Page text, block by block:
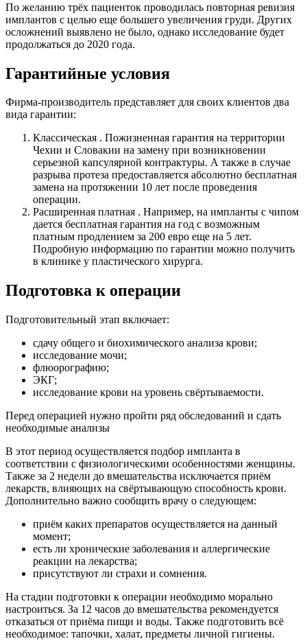
По желанию трёх пациенток проводилась повторная ревизия
имплантов с целью еще большего увеличения груди. Других
осложнений выявлено не было, однако исследование будет
продолжаться до 2020 года.
Гарантийные условия
Фирма-производитель представляет для своих клиентов два
вида гарантии:
Классическая . Пожизненная гарантия на территории
Чехии и Словакии на замену при возникновении
серьезной капсулярной контрактуры. А также в случае
разрыва протеза предоставляется абсолютно бесплатная
замена на протяжении 10 лет после проведения
операции.
Расширенная платная . Например, на импланты с чипом
дается бесплатная гарантия на год с возможным
платным продлением за 200 евро еще на 5 лет.
Подробную информацию по гарантии можно получить
в клинике у пластического хирурга.
Подготовка к операции
Подготовительный этап включает:
сдачу общего и биохимического анализа крови;
исследование мочи;
флюорографию;
ЭКГ;
исследование крови на уровень свёртываемости.
Перед операцией нужно пройти ряд обследований и сдать
необходимые анализы
В этот период осуществляется подбор импланта в
соответствии с физиологическими особенностями женщины.
Также за 2 недели до вмешательства исключается приём
лекарств, влияющих на свёртывающую способность крови.
Дополнительно важно сообщить врачу о следующем:
приём каких препаратов осуществляется на данный
момент;
есть ли хронические заболевания и аллергические
реакции на лекарства;
присутствуют ли страхи и сомнения.
На стадии подготовки к операции необходимо морально
настроиться. За 12 часов до вмешательства рекомендуется
отказаться от приёма пищи и воды. Также подготовить всё
необходимое: тапочки, халат, предметы личной гигиены.